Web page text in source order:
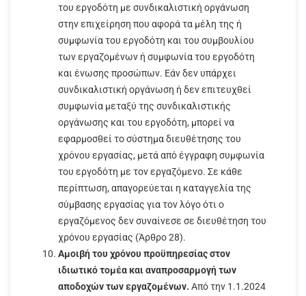
του εργοδότη με συνδικαλιστική οργάνωση
στην επιχείρηση που αφορά τα μέλη της ή
συμφωνία του εργοδότη και του συμβουλίου
των εργαζομένων ή συμφωνία του εργοδότη
και ένωσης προσώπων. Εάν δεν υπάρχει
συνδικαλιστική οργάνωση ή δεν επιτευχθεί
συμφωνία μεταξύ της συνδικαλιστικής
οργάνωσης και του εργοδότη, μπορεί να
εφαρμοσθεί το σύστημα διευθέτησης του
χρόνου εργασίας, μετά από έγγραφη συμφωνία
του εργοδότη με τον εργαζόμενο. Σε κάθε
περίπτωση, απαγορεύεται η καταγγελία της
σύμβασης εργασίας για τον λόγο ότι ο
εργαζόμενος δεν συναίνεσε σε διευθέτηση του
χρόνου εργασίας (Άρθρο 28).
Αμοιβή του χρόνου προϋπηρεσίας στον
ιδιωτικό τομέα και αναπροσαρμογή των
αποδοχών των εργαζομένων. Από την 1.1.2024